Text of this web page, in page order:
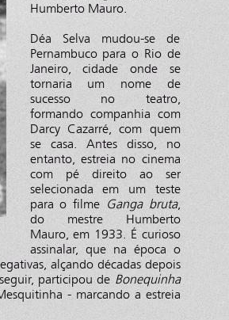
Humberto Mauro.
Déa Selva mudou-se de
Pernambuco para o Rio de
Janeiro, cidade onde se
tornaria um nome de
sucesso no teatro,
formando companhia com
Darcy Cazarré, com quem
se casa. Antes disso, no
entanto, estreia no cinema
com pé direito ao ser
selecionada em um teste
para o filme Ganga bruta,
do mestre Humberto
Mauro, em 1933. É curioso
assinalar, que na época o
alçando décadas depois
participou de Bonequinha
- marcando a estreia